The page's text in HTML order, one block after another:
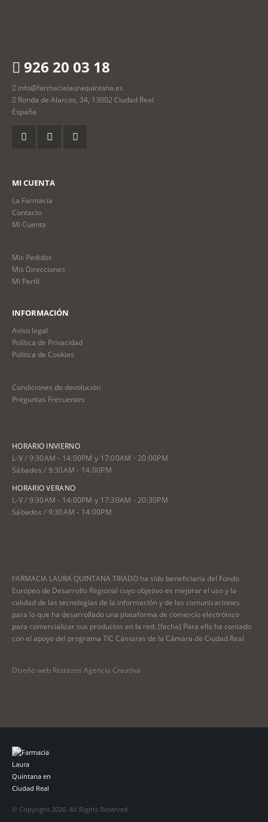
926 20 03 18
info@farmacialauraquintana.es
Ronda de Alarcos, 34, 13002 Ciudad Real
España
MI CUENTA
La Farmacia
Contacto
Mi Cuenta
Mis Pedidos
Mis Direcciones
Mi Perfil
INFORMACIÓN
Aviso legal
Política de Privacidad
Política de Cookies
Condiciones de devolución
Preguntas Frecuentes
HORARIO INVIERNO
L-V / 9:30AM - 14:00PM y 17:00AM - 20:00PM
Sábados / 9:30AM - 14:00PM
HORARIO VERANO
L-V / 9:30AM - 14:00PM y 17:30AM - 20:30PM
Sábados / 9:30AM - 14:00PM
FARMACIA LAURA QUINTANA TIRADO ha sido beneficiaria del Fondo
Europeo de Desarrollo Regional cuyo objetivo es mejorar el uso y la
calidad de las tecnologías de la información y de las comunicaciones
para lo que ha desarrollado una plataforma de comercio electrónico
para comercializar sus productos en la red. (fecha) Para ello ha contado
con el apoyo del programa TIC Cámaras de la Cámara de Ciudad Real
Diseño web Retrazos Agencia Creativa
© Copyright 2026. All Rights Reserved.